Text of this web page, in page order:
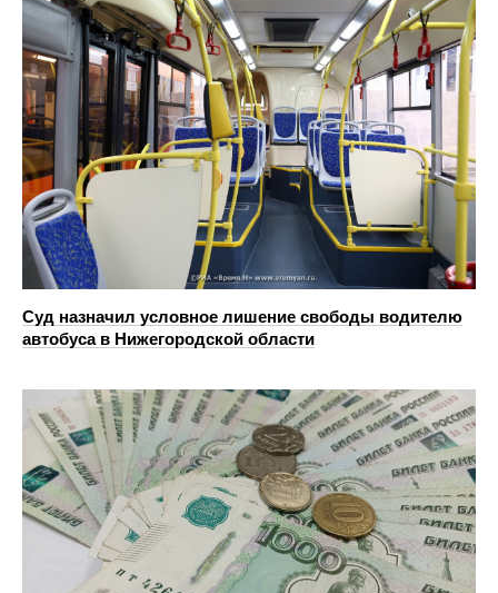
Суд назначил условное лишение свободы водителю
автобуса в Нижегородской области